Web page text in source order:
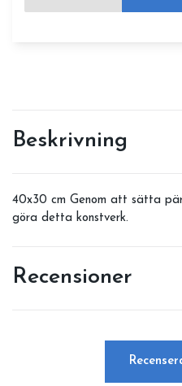
Beskrivning
40x30 cm Genom att sätta
göra detta konstverk.
Recensioner